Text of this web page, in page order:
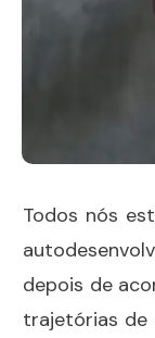
Todos nós
depois de
trajetórias de